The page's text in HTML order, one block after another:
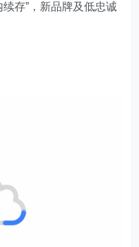
存”，新品牌及低忠诚